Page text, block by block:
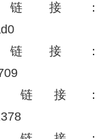
接：
接：
链接：